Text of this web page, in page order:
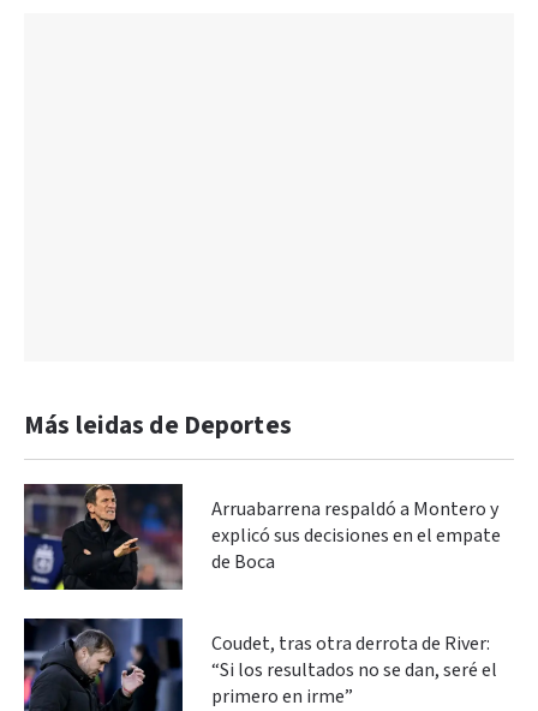
Más leidas de Deportes
Arruabarrena respaldó a Montero y
explicó sus decisiones en el empate
de Boca
Coudet, tras otra derrota de River:
“Si los resultados no se dan, seré el
primero en irme”